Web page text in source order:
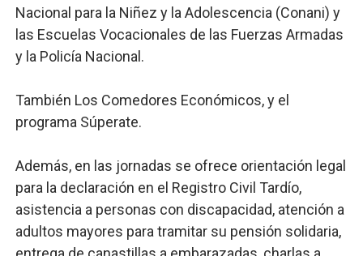
Nacional para la Niñez y la Adolescencia (Conani) y
las Escuelas Vocacionales de las Fuerzas Armadas
y la Policía Nacional.
También Los Comedores Económicos, y el
programa Súperate.
Además, en las jornadas se ofrece orientación legal
para la declaración en el Registro Civil Tardío,
asistencia a personas con discapacidad, atención a
adultos mayores para tramitar su pensión solidaria,